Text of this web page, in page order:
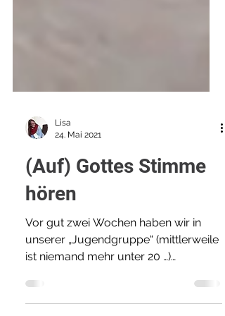
Lisa
24. Mai 2021
(Auf) Gottes Stimme
hören
Vor gut zwei Wochen haben wir in
unserer „Jugendgruppe“ (mittlerweile